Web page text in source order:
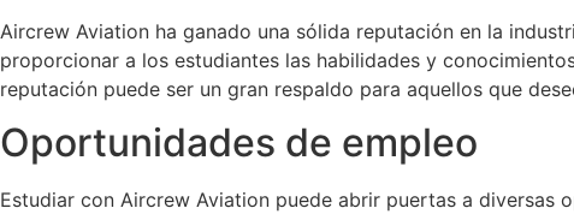
Aircrew Aviation ha ganado una sólida reputación en la
proporcionar a los estudiantes las habilidades y
reputación puede ser un gran respaldo para aquellos que
Oportunidades de empleo
Estudiar con Aircrew Aviation puede abrir puertas a diversas